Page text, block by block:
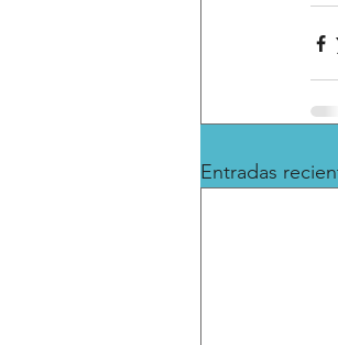
Entradas